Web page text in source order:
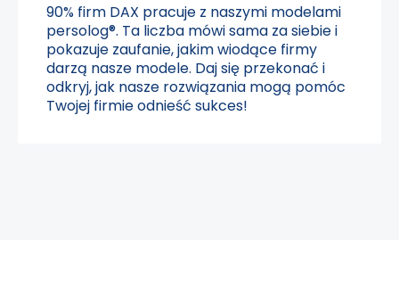
90% firm DAX pracuje z naszymi modelami
persolog®. Ta liczba mówi sama za siebie i
pokazuje zaufanie, jakim wiodące firmy
darzą nasze modele. Daj się przekonać i
odkryj, jak nasze rozwiązania mogą pomóc
Twojej firmie odnieść sukces!